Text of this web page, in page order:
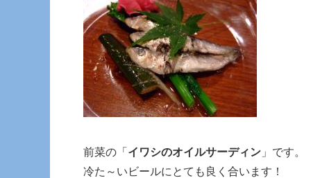
前菜の「 イワシのオイルサーディン 」です。
冷た～いビールにとても良く合います！